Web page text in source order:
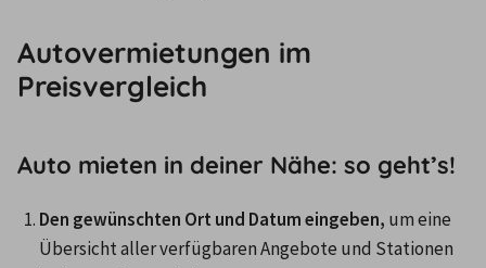
Autovermietungen im
Preisvergleich
Auto mieten in deiner Nähe: so geht’s!
Den gewünschten Ort und Datum eingeben, um eine
Übersicht aller verfügbaren Angebote und Stationen